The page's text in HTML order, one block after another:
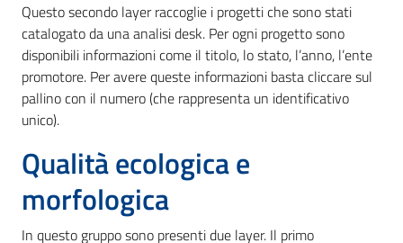
Questo secondo layer raccoglie i progetti che sono stati
catalogato da una analisi desk. Per ogni progetto sono
disponibili informazioni come il titolo, lo stato, l’anno, l’ente
promotore. Per avere queste informazioni basta cliccare sul
pallino con il numero (che rappresenta un identificativo
unico).
Qualità ecologica e
morfologica
In questo gruppo sono presenti due layer. Il primo